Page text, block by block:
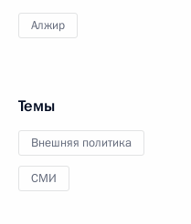
Алжир
Темы
Внешняя политика
СМИ